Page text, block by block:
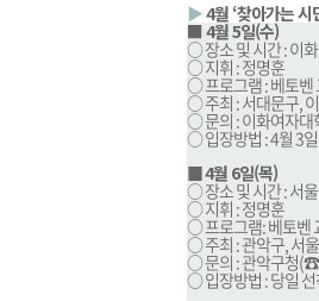
▶4월 ‘찾아가는 시
■ 4월 5일(수)
○ 장소 및 시간 : 이
○ 지휘 : 정명훈
○ 프로그램 : 베토벤
○ 주최 : 서대문구,
○ 문의 : 이화여자
○ 입장방법 : 4월 3
■4월 6일(목)
○ 장소 및 시간 : 서
○ 지휘 : 정명훈
○ 프로그램: 베토벤
○ 주최 : 관악구, 서
○ 문의 : 관악구청
○ 입장방법 : 당일